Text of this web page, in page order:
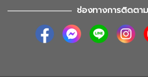
ช่องทางการติดตาม